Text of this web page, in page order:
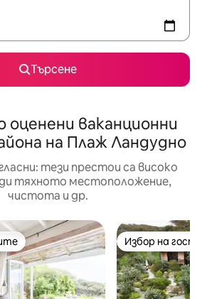
Търсене
оценени ваканционни
на Плаж Ландудно
тези престои са високо
тяхното местоположение,
чистота и др.
на гостите Избор на
Избор на